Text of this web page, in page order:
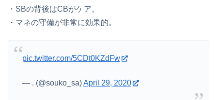
・SBの背後はCBがケア。
・マネの守備が非常に効果的。
pic.twitter.com/5CDt0KZdFw
— . (@souko_sa)April 29, 2020